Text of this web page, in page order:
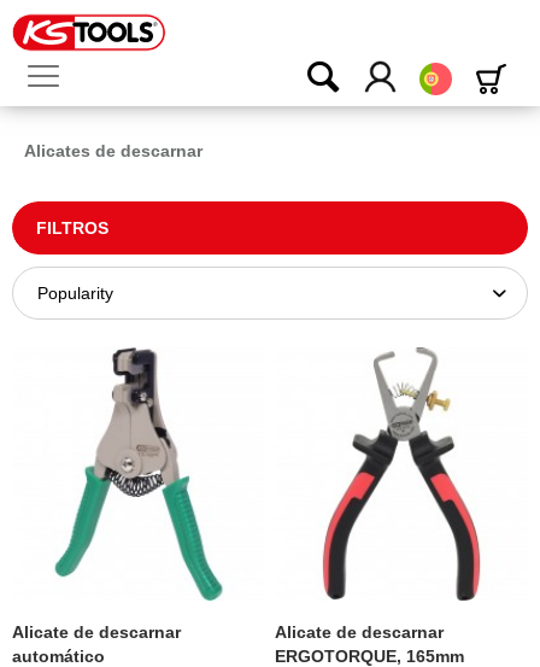
Português
Alicates de descarnar
FILTROS
Alicate de descarnar
automático
Alicate de descarnar
ERGOTORQUE, 165mm